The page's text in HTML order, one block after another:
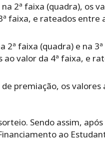
2ª faixa (quadra), os
faixa, e rateados entre
2ª faixa (quadra) e na
valor da 4ª faixa, e
premiação, os valores
Sendo assim,
ao